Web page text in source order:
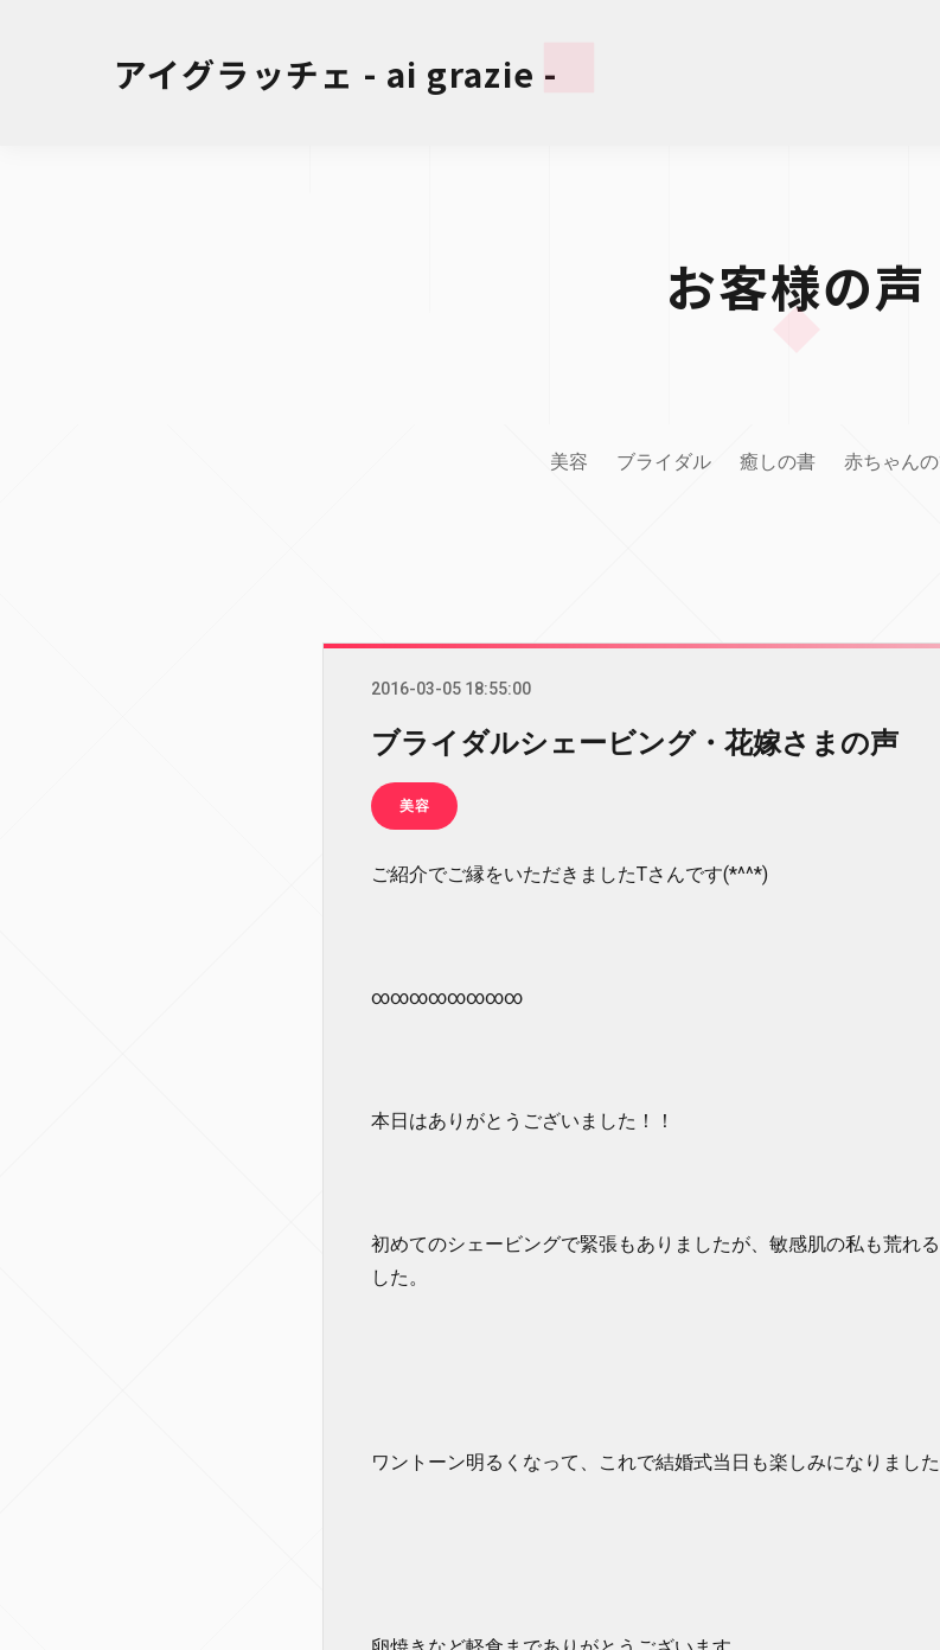
アイグラッチェ - ai grazie -
お客様の声
美容 ブライダル 癒しの書 赤ちゃん
2016-03-05 18:55:00
ブライダルシェービング・花嫁さまの声
美容
ご紹介でご縁をいただきましたTさんです(*^^*)
∞∞∞∞∞∞∞∞
本日はありがとうございました！！
初めてのシェービングで緊張もありましたが、敏感肌の私も荒れ
した。
ワントーン明るくなって、これで結婚式当日も楽しみになりました